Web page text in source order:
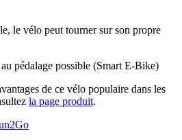
le vélo peut tourner sur son propre
pédalage possible (Smart E-Bike)
de ce vélo populaire dans les
la page produit.